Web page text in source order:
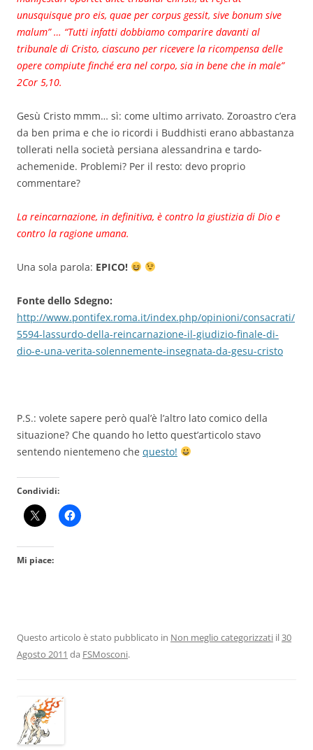
unusquisque pro eis, quae per corpus gessit, sive bonum sive
malum” … “Tutti infatti dobbiamo comparire davanti al
tribunale di Cristo, ciascuno per ricevere la ricompensa delle
opere compiute finché era nel corpo, sia in bene che in male”
2Cor 5,10.
Gesù Cristo mmm… sì: come ultimo arrivato. Zoroastro c’era
da ben prima e che io ricordi i Buddhisti erano abbastanza
tollerati nella società persiana alessandrina e tardo-
achemenide. Problemi? Per il resto: devo proprio
commentare?
La reincarnazione, in definitiva, è contro la giustizia di Dio e
contro la ragione umana.
Una sola parola: EPICO!
Fonte dello Sdegno:
http://www.pontifex.roma.it/index.php/opinioni/consacrati/
5594-lassurdo-della-reincarnazione-il-giudizio-finale-di-
dio-e-una-verita-solennemente-insegnata-da-gesu-cristo
P.S.: volete sapere però qual’è l’altro lato comico della
situazione? Che quando ho letto quest’articolo stavo
sentendo nientemeno che questo!
Condividi:
Mi piace:
Questo articolo è stato pubblicato in Non meglio categorizzati il30
Agosto 2011 da FSMosconi.